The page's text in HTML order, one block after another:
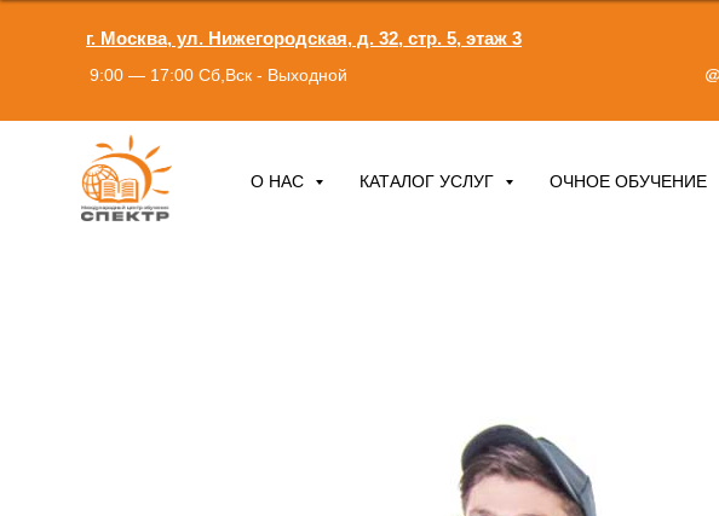
г. Москва, ул. Нижегородская, д. 32, стр. 5, этаж 3
9:00 — 17:00 Сб,Вск - Выходной
О НАС КАТАЛОГ УСЛУГ ОЧНОЕ ОБУЧЕНИЕ